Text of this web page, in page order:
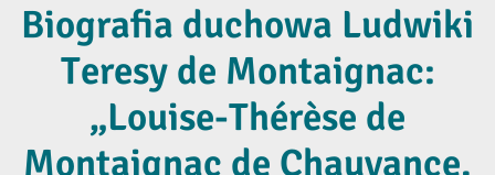
Biografia duchowa Ludwiki
Teresy de Montaignac:
„Louise-Thérèse de
Montaignac de Chauvançe.